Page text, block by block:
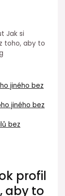
Jak si
toho, aby to
jiného bez
jiného bez
bez
profil
aby to